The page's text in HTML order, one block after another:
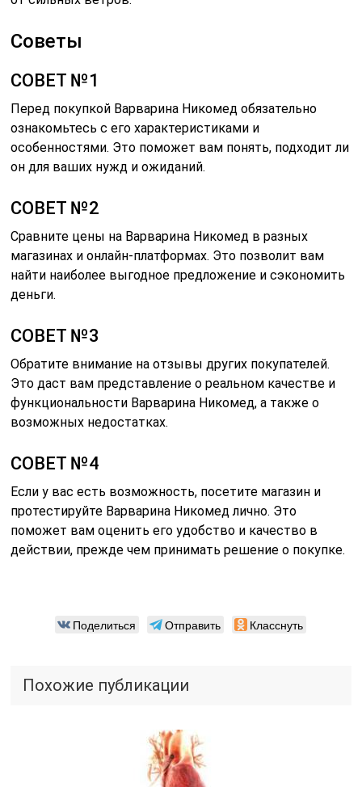
Советы
СОВЕТ №1
Перед покупкой Варварина Никомед обязательно
ознакомьтесь с его характеристиками и
особенностями. Это поможет вам понять, подходит ли
он для ваших нужд и ожиданий.
СОВЕТ №2
Сравните цены на Варварина Никомед в разных
магазинах и онлайн-платформах. Это позволит вам
найти наиболее выгодное предложение и сэкономить
деньги.
СОВЕТ №3
Обратите внимание на отзывы других покупателей.
Это даст вам представление о реальном качестве и
функциональности Варварина Никомед, а также о
возможных недостатках.
СОВЕТ №4
Если у вас есть возможность, посетите магазин и
протестируйте Варварина Никомед лично. Это
поможет вам оценить его удобство и качество в
действии, прежде чем принимать решение о покупке.
Поделиться Отправить Класснуть
Похожие публикации